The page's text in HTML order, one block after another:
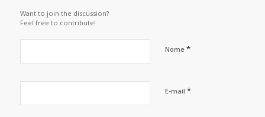
Want to join the discussion?
Feel free to contribute!
Nome *
E-mail *